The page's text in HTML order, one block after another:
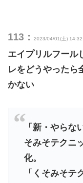
113： 2023/04/01(土)
エイプリルフール
レをどうやったら
かない
「新・やらな
そみそテクニ
化。
「くそみそテ